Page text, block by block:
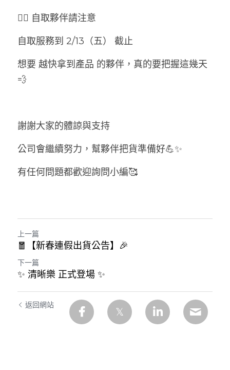
🚶‍♀️ 自取夥伴請注意
自取服務到 2/13（五） 截止
想要 越快拿到產品 的夥伴，真的要把握這幾天
💨
謝謝大家的體諒與支持
公司會繼續努力，幫夥伴把貨準備好💪✨
有任何問題都歡迎詢問小編🥰
上一篇
🧧【新春連假出貨公告】🎉
下一篇
✨ 清晰樂 正式登場 ✨
返回網站